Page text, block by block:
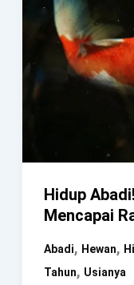
Hidup
Mencapai
Abadi, Hewan,
Tahun, Usianya